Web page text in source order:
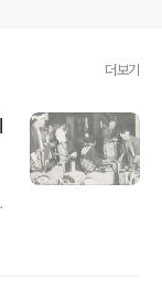
더보기